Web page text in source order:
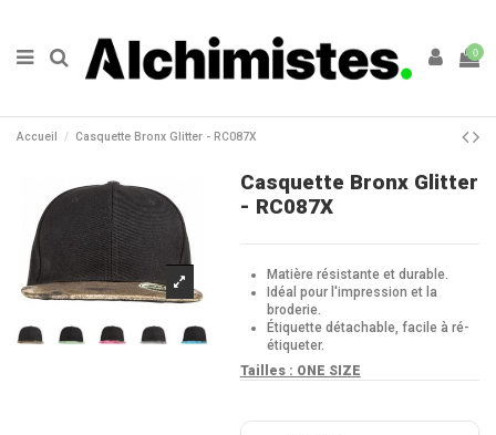
0
Accueil Casquette Bronx Glitter - RC087X
Casquette Bronx Glitter
- RC087X
Matière résistante et durable.
Idéal pour l'impression et la
broderie.
Étiquette détachable, facile à ré-
étiqueter.
Tailles : ONE SIZE